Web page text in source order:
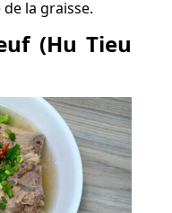
la graisse.
(Hu Tieu